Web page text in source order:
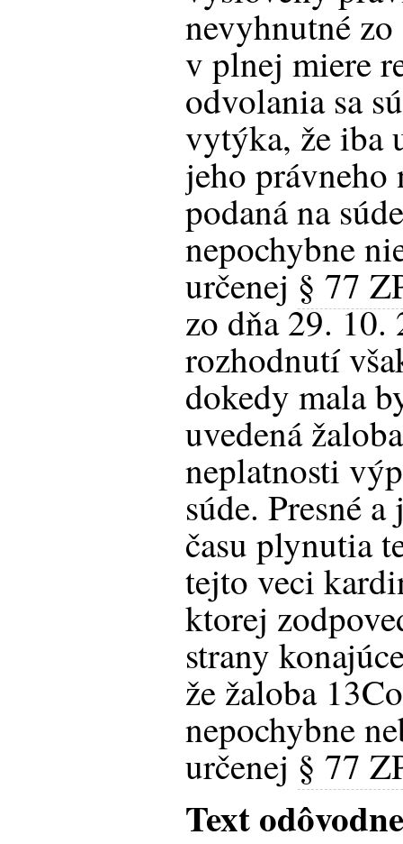
nevyhnutné
v plnej miere
odvolania sa
vytýka, že iba
jeho právneho
podaná na
nepochybne
určenej§ 77
zo dňa 29.
rozhodnutí
dokedy mala
uvedená
neplatnosti
súde. Presné
času plynutia
tejto veci
ktorej
strany
že žaloba
nepochybne
určenej§ 77
Text